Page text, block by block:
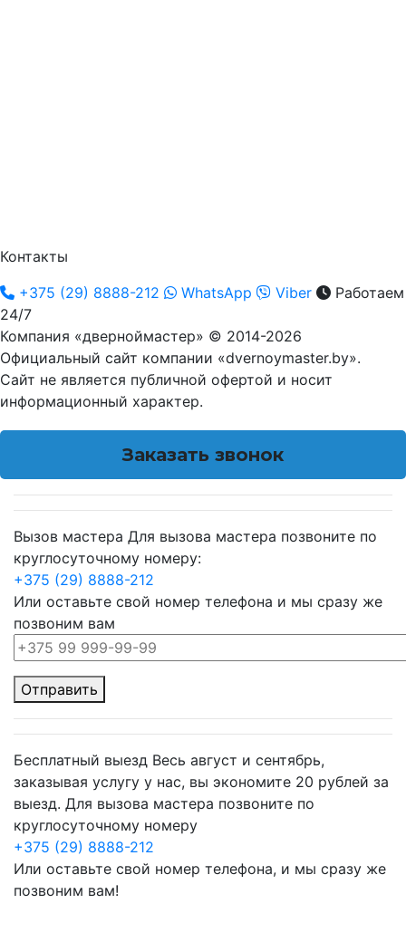
Контакты
+375 (29) 8888-212
WhatsApp Viber
Работаем
24/7
Компания «дверноймастер» © 2014-2026
Официальный сайт компании «dvernoymaster.by».
Сайт не является публичной офертой и носит
информационный характер.
Заказать звонок
Вызов мастера Для вызова мастера позвоните по
круглосуточному номеру:
+375 (29) 8888-212
Или оставьте свой номер телефона и мы сразу же
позвоним вам
Отправить
Бесплатный выезд Весь август и сентябрь,
заказывая услугу у нас, вы экономите 20 рублей за
выезд. Для вызова мастера позвоните по
круглосуточному номеру
+375 (29) 8888-212
Или оставьте свой номер телефона, и мы сразу же
позвоним вам!